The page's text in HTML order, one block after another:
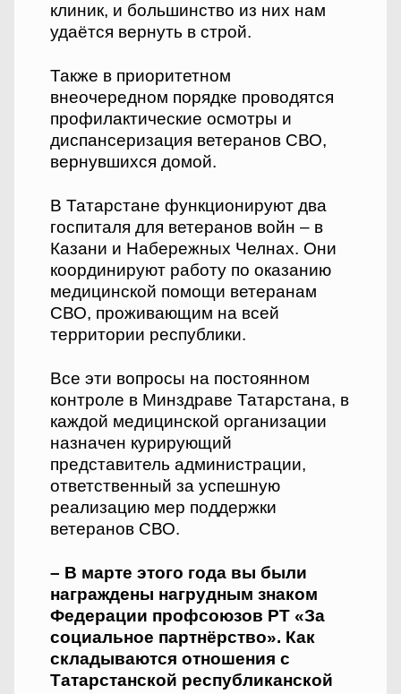
клиник, и большинство из них нам
удаётся вернуть в строй.
Также в приоритетном
внеочередном порядке проводятся
профилактические осмотры и
диспансеризация ветеранов СВО,
вернувшихся домой.
В Татарстане функционируют два
госпиталя для ветеранов войн – в
Казани и Набережных Челнах. Они
координируют работу по оказанию
медицинской помощи ветеранам
СВО, проживающим на всей
территории республики.
Все эти вопросы на постоянном
контроле в Минздраве Татарстана, в
каждой медицинской организации
назначен курирующий
представитель администрации,
ответственный за успешную
реализацию мер поддержки
ветеранов СВО.
– В марте этого года вы были
награждены нагрудным знаком
Федерации профсоюзов РТ «За
социальное партнёрство». Как
складываются отношения с
Татарстанской республиканской